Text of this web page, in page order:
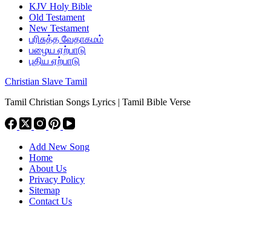
KJV Holy Bible
Old Testament
New Testament
பரிசுத்த வேதாகமம்
பழைய ஏற்பாடு
புதிய ஏற்பாடு
Christian Slave Tamil
Tamil Christian Songs Lyrics | Tamil Bible Verse
Add New Song
Home
About Us
Privacy Policy
Sitemap
Contact Us